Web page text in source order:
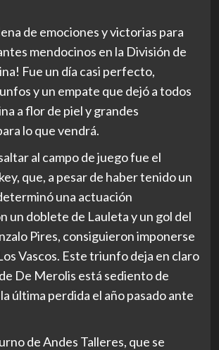
de emociones y victorias para
mendocinos en la División de
Fue un día casi perfecto,
y un empate que dejó a todos
a flor de piel y grandes
lo que vendrá.
al campo de juego fue el
que, a pesar de haber tenido un
una actuación
un doblete de Lauleta y un gol del
Pires, consiguieron imponerse
Vascos. Este triunfo deja en claro
De Merolis está sediento de
última perdida el año pasado ante
de Andes Talleres, que se